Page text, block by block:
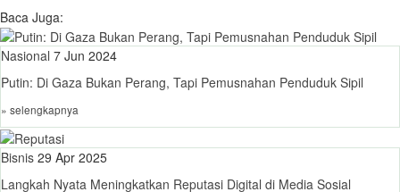
Baca Juga:
Nasional 7 Jun 2024
Putin: Di Gaza Bukan Perang, Tapi Pemusnahan Penduduk Sipil
» selengkapnya
Bisnis 29 Apr 2025
Langkah Nyata Meningkatkan Reputasi Digital di Media Sosial